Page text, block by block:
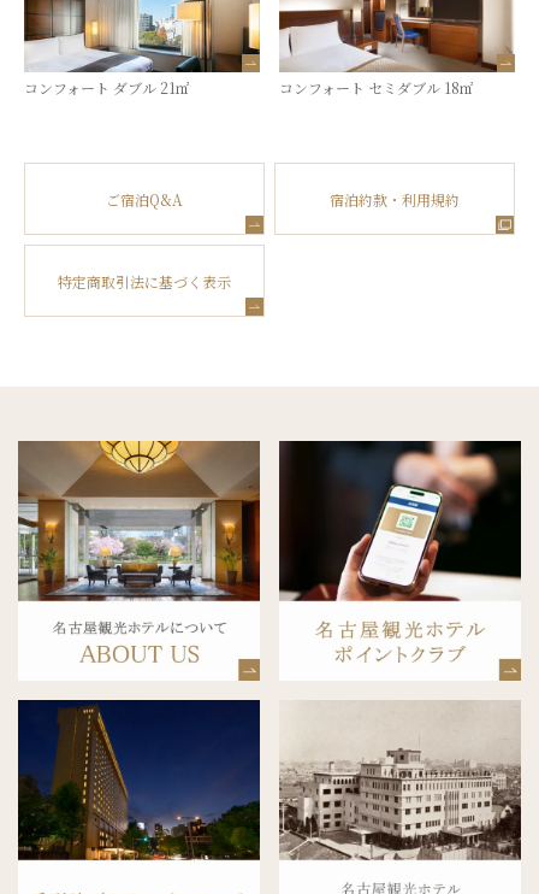
コンフォート ダブル 21㎡ コンフォート セミダブル 18㎡
ご宿泊Q&A 宿泊約款・利用規約
特定商取引法に基づく表示